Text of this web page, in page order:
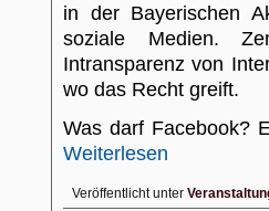
in der Bayerischen
soziale Medien.
Intransparenz von
wo das Recht greift.
Was darf Facebook?
Weiterlesen
Veröffentlicht unter